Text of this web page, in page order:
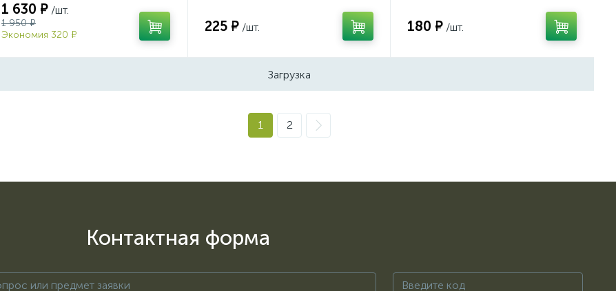
1 630 ₽ /шт.
1 950 ₽
Экономия 320 ₽
225 ₽ /шт. 180 ₽ /шт.
Загрузка
1 2
Контактная форма